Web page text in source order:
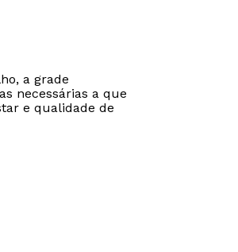
a grade
necessárias a que
e qualidade de